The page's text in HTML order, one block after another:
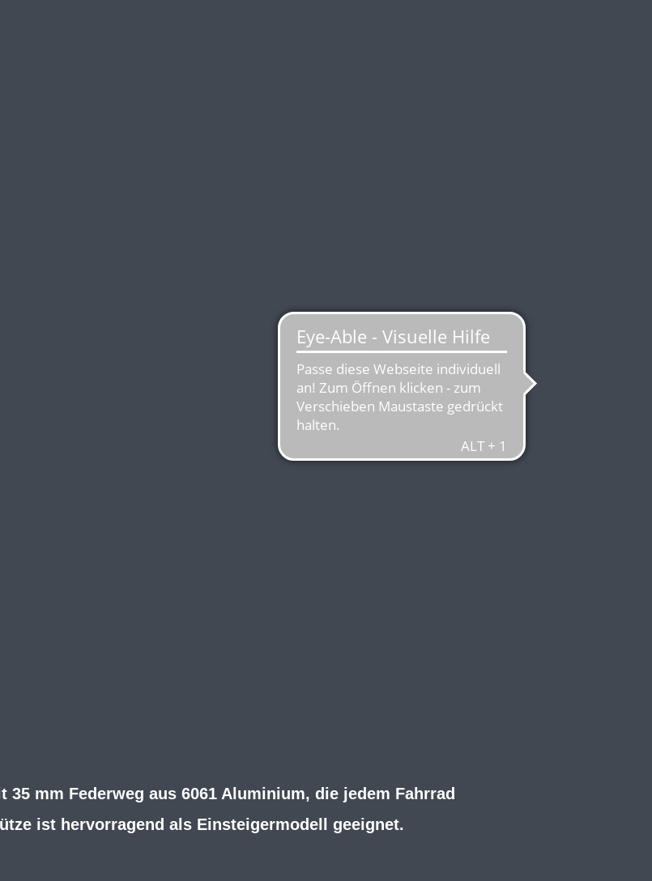
mm Federweg aus 6061 Aluminium, die jedem Fahrrad
ist hervorragend als Einsteigermodell geeignet.